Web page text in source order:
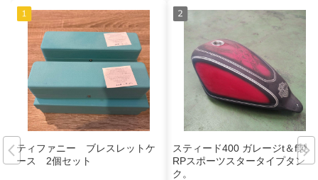
ティファニー ブレスレットケ
ース 2個セット
スティード400 ガレージt＆f製 F
RPスポーツスタータイプタン
ク。